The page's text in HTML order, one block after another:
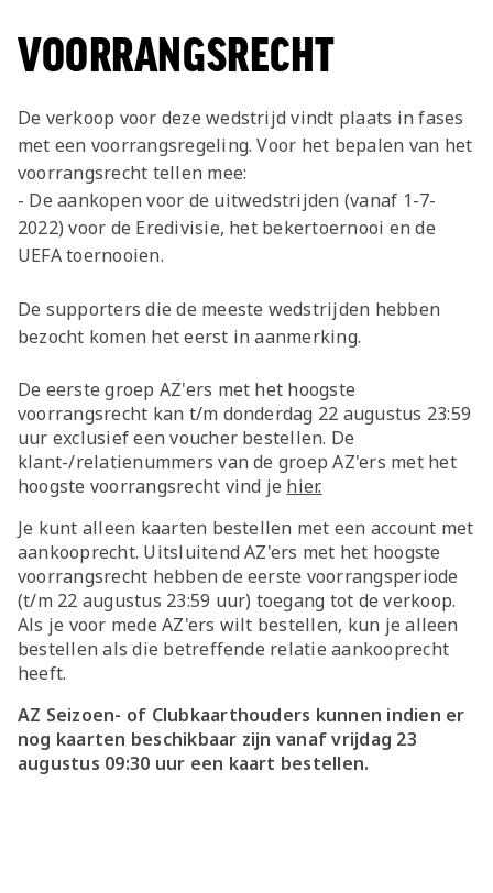
VOORRANGSRECHT
De verkoop voor deze wedstrijd vindt plaats in fases
met een voorrangsregeling. Voor het bepalen van het
voorrangsrecht tellen mee:
- De aankopen voor de uitwedstrijden (vanaf 1-7-
2022) voor de Eredivisie, het bekertoernooi en de
UEFA toernooien.
De supporters die de meeste wedstrijden hebben
bezocht komen het eerst in aanmerking.
De eerste groep AZ'ers met het hoogste
voorrangsrecht kan t/m donderdag 22 augustus 23:59
uur exclusief een voucher bestellen. De
klant-/relatienummers van de groep AZ'ers met het
hoogste voorrangsrecht vind je hier.
Je kunt alleen kaarten bestellen met een account met
aankooprecht. Uitsluitend AZ'ers met het hoogste
voorrangsrecht hebben de eerste voorrangsperiode
(t/m 22 augustus 23:59 uur) toegang tot de verkoop.
Als je voor mede AZ'ers wilt bestellen, kun je alleen
bestellen als die betreffende relatie aankooprecht
heeft.
AZ Seizoen- of Clubkaarthouders kunnen indien er
nog kaarten beschikbaar zijn vanaf vrijdag 23
augustus 09:30 uur een kaart bestellen.